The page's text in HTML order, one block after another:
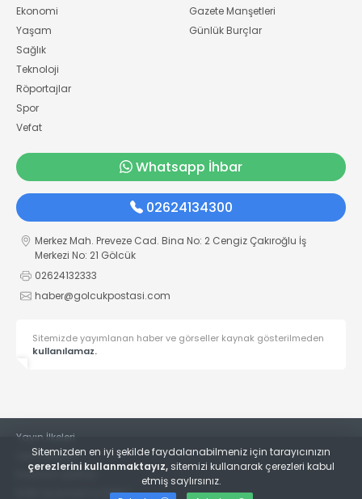
Ekonomi
Yaşam
Sağlık
Teknoloji
Röportajlar
Spor
Vefat
Gazete Manşetleri
Günlük Burçlar
Whatsapp İhbar
02624134300
Merkez Mah. Preveze Cad. Bina No: 2 Cengiz Çakıroğlu İş
Merkezi No: 21 Gölcük
02624132333
haber@golcukpostasi.com
Sitemizde yayımlanan haber ve görseller kaynak gösterilmeden
kullanılamaz.
Yayın İlkeleri
Veri Politikası
Kullanım Şartları
KVKK Aydınlatma Metni
Sitemizden en iyi şekilde faydalanabilmeniz için tarayıcınızın
çerezlerini kullanmaktayız, sitemizi kullanarak çerezleri kabul
etmiş saylırsınız.